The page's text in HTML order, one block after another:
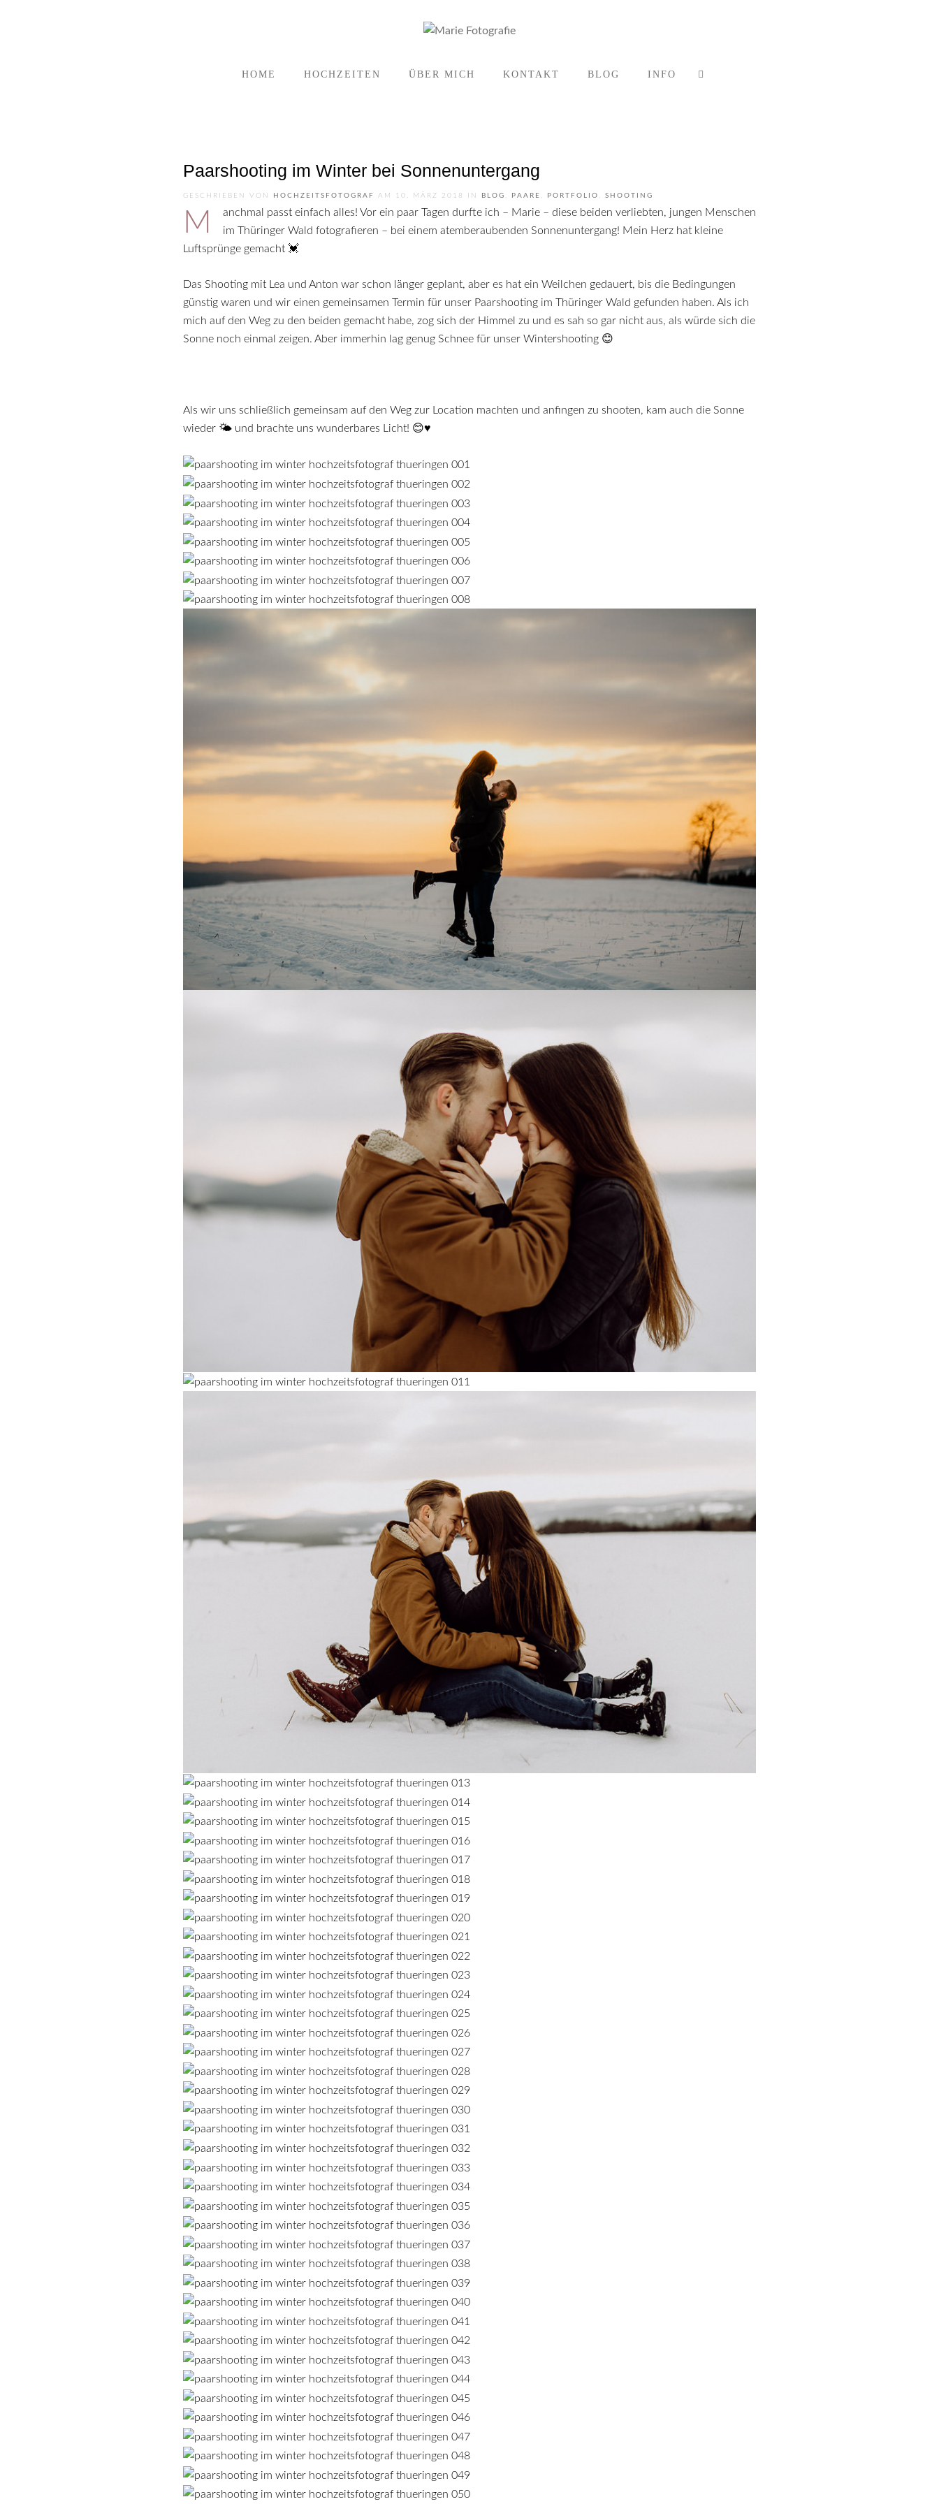
HOME HOCHZEITEN ÜBER MICH KONTAKT BLOG INFO
Paarshooting im Winter bei Sonnenuntergang
GESCHRIEBEN VON HOCHZEITSFOTOGRAF AM 10. MÄRZ 2018 IN BLOG PAARE PORTFOLIO SHOOTING
Manchmal passt einfach alles! Vor ein paar Tagen durfte ich – Marie – diese beiden verliebten, jungen Menschen
im Thüringer Wald fotografieren – bei einem atemberaubenden Sonnenuntergang! Mein Herz hat kleine
Luftsprünge gemacht 💓
Das Shooting mit Lea und Anton war schon länger geplant, aber es hat ein Weilchen gedauert, bis die Bedingungen
günstig waren und wir einen gemeinsamen Termin für unser Paarshooting im Thüringer Wald gefunden haben. Als ich
mich auf den Weg zu den beiden gemacht habe, zog sich der Himmel zu und es sah so gar nicht aus, als würde sich die
Sonne noch einmal zeigen. Aber immerhin lag genug Schnee für unser Wintershooting 😊
Als wir uns schließlich gemeinsam auf den Weg zur Location machten und anfingen zu shooten, kam auch die Sonne
wieder 🌤 und brachte uns wunderbares Licht! 😊♥